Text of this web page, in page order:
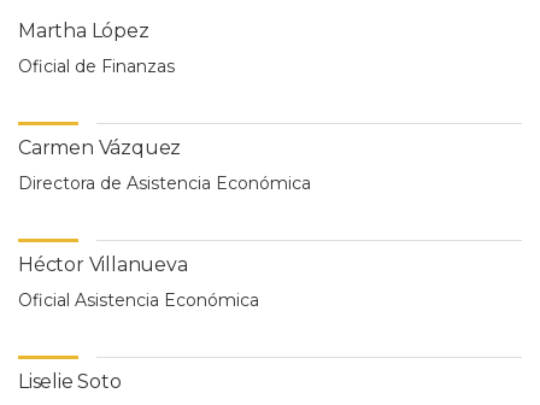
Martha López
Oficial de Finanzas
Carmen Vázquez
Directora de Asistencia Económica
Héctor Villanueva
Oficial Asistencia Económica
Liselie Soto